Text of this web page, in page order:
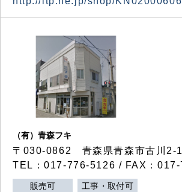
（有）青森フキ
〒030-0862 青森県青森市古川2-
TEL：017-776-5126 / FAX：
販売可 工事・取付可